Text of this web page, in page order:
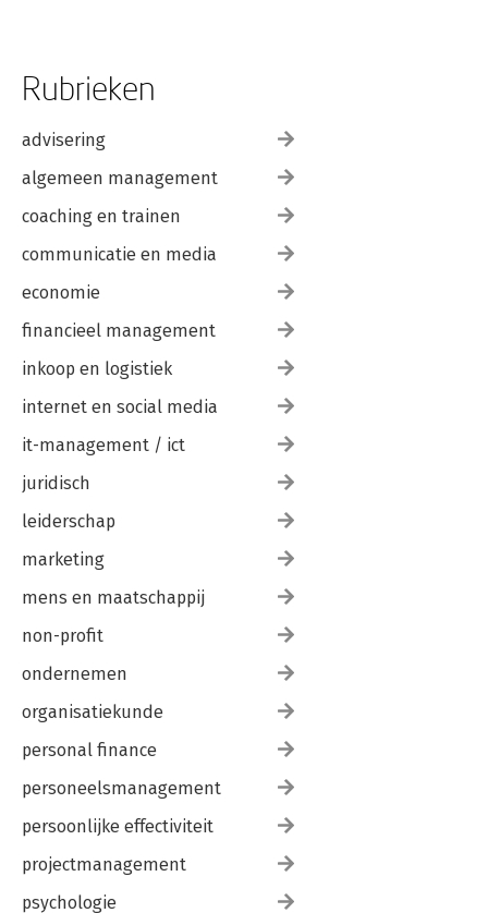
Rubrieken
advisering
algemeen management
coaching en trainen
communicatie en media
economie
financieel management
inkoop en logistiek
internet en social media
it-management / ict
juridisch
leiderschap
marketing
mens en maatschappij
non-profit
ondernemen
organisatiekunde
personal finance
personeelsmanagement
persoonlijke effectiviteit
projectmanagement
psychologie